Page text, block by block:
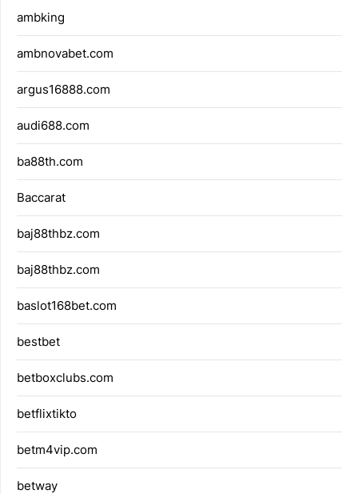
ambking
ambnovabet.com
argus16888.com
audi688.com
ba88th.com
Baccarat
baj88thbz.com
baj88thbz.com
baslot168bet.com
bestbet
betboxclubs.com
betflixtikto
betm4vip.com
betway